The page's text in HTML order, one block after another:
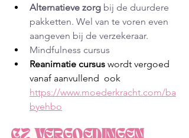
Alternatieve zorg bij de duurdere
pakketten. Wel van te voren even
aangeven bij de verzekeraar.
Mindfulness cursus
Reanimatie cursus wordt vergoed
vanaf aanvullend  ook
https://www.moederkracht.com/ba
byehbo